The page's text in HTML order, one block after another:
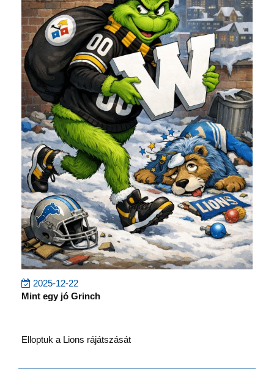
2025-12-22
Mint egy jó Grinch
Elloptuk a Lions rájátszását